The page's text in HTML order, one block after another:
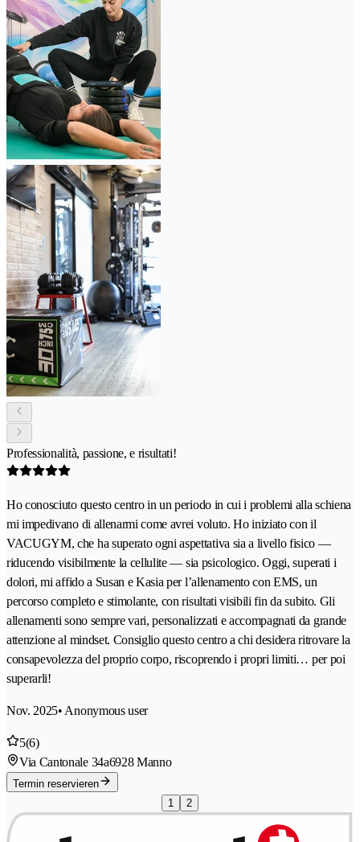
Professionalità, passione, e risultati!
Ho conosciuto questo centro in un periodo in cui i problemi alla schiena
mi impedivano di allenarmi come avrei voluto. Ho iniziato con il
VACUGYM, che ha superato ogni aspettativa sia a livello fisico —
riducendo visibilmente la cellulite — sia psicologico. Oggi, superati i
dolori, mi affido a Susan e Kasia per l’allenamento con EMS, un
percorso completo e stimolante, con risultati visibili fin da subito. Gli
allenamenti sono sempre vari, personalizzati e accompagnati da grande
attenzione al mindset. Consiglio questo centro a chi desidera ritrovare la
consapevolezza del proprio corpo, riscoprendo i propri limiti… per poi
superarli!
Nov. 2025• Anonymous user
5(6)
Via Cantonale 34a6928 Manno
Termin reservieren
1
2